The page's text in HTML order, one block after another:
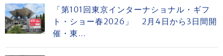
「第101回東京インターナショナル・ギフ
ト・ショー春2026」 2月4日から3日間開
催・東...